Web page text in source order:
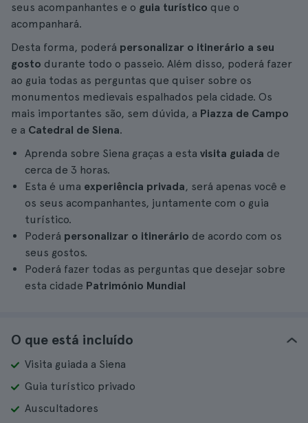
seus acompanhantes e o guia turístico que o
acompanhará.
Desta forma, poderá personalizar o itinerário a seu
gosto durante todo o passeio. Além disso, poderá fazer
ao guia todas as perguntas que quiser sobre os
monumentos medievais espalhados pela cidade. Os
mais importantes são, sem dúvida, a Piazza de Campo
e a Catedral de Siena.
Aprenda sobre Siena graças a esta visita guiada de
cerca de 3 horas.
Esta é uma experiência privada, será apenas você e
os seus acompanhantes, juntamente com o guia
turístico.
Poderá personalizar o itinerário de acordo com os
seus gostos.
Poderá fazer todas as perguntas que desejar sobre
esta cidade Património Mundial
O que está incluído
Visita guiada a Siena
Guia turístico privado
Auscultadores